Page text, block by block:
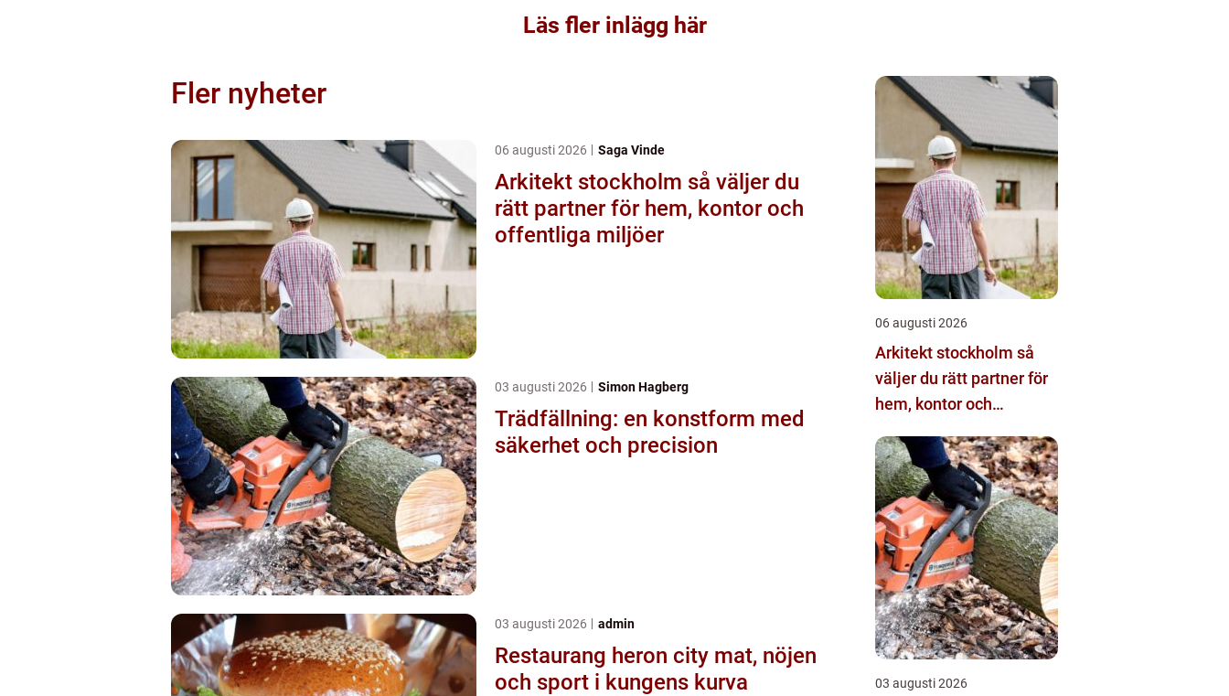
Läs fler inlägg här
Fler nyheter
06 augusti 2026 Saga Vinde
Arkitekt stockholm så väljer du
rätt partner för hem, kontor och
offentliga miljöer
03 augusti 2026 Simon Hagberg
Trädfällning: en konstform med
säkerhet och precision
03 augusti 2026 admin
Restaurang heron city mat, nöjen
och sport i kungens kurva
06 augusti 2026
Arkitekt stockholm så
väljer du rätt partner för
hem, kontor och
03 augusti 2026